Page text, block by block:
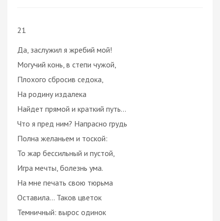
21
Да, заслужил я жребий мой!
Могучий конь, в степи чужой,
Плохого сбросив седока,
На родину издалека
Найдет прямой и краткий путь...
Что я пред ним? Напрасно грудь
Полна желаньем и тоской:
То жар бессильный и пустой,
Игра мечты, болезнь ума.
На мне печать свою тюрьма
Оставила... Таков цветок
Темничный: вырос одинок